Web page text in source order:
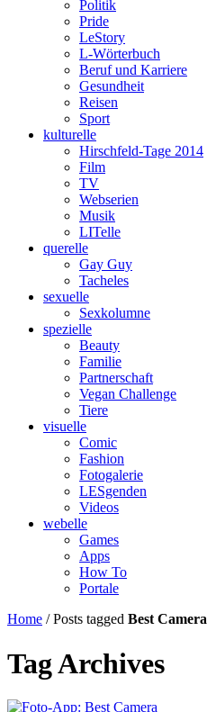
Politik
Pride
LeStory
L-Wörterbuch
Beruf und Karriere
Gesundheit
Reisen
Sport
kulturelle
Hirschfeld-Tage 2014
Film
TV
Webserien
Musik
LITelle
querelle
Gay Guy
Tacheles
sexuelle
Sexkolumne
spezielle
Beauty
Familie
Partnerschaft
Vegan Challenge
Tiere
visuelle
Comic
Fashion
Fotogalerie
LESgenden
Videos
webelle
Games
Apps
How To
Portale
Home /Posts tagged Best Camera
Tag Archives